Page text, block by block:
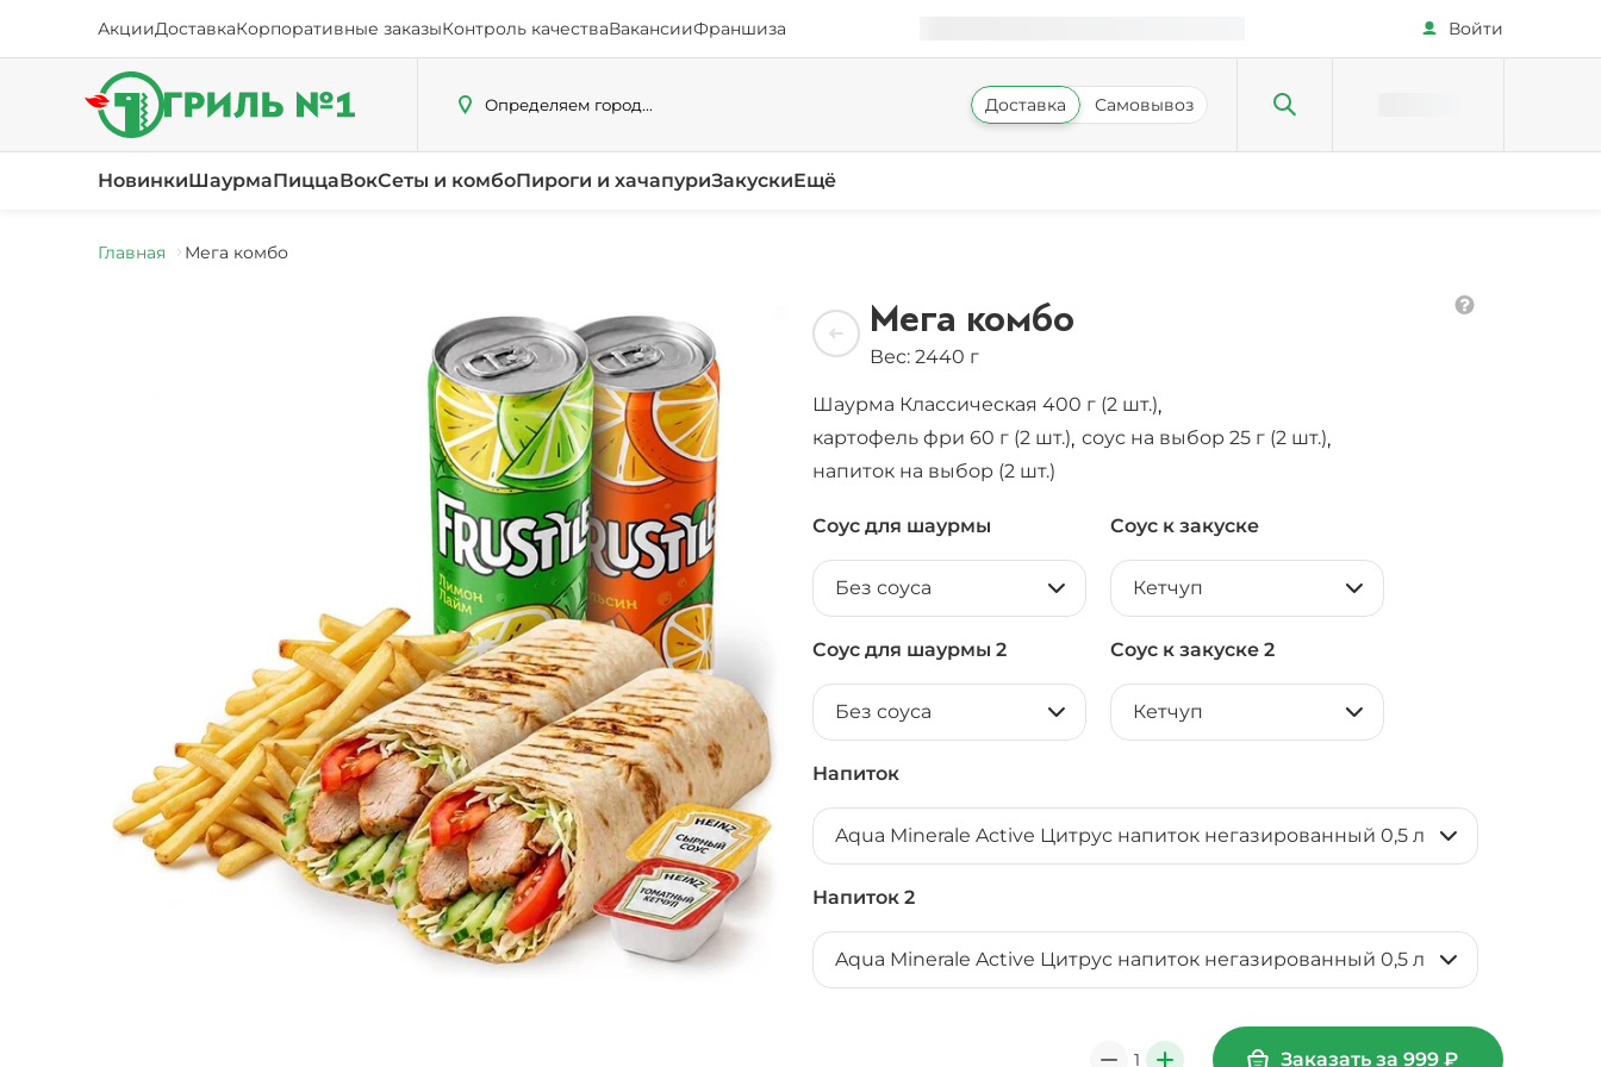
АкцииДоставкаКорпоративные заказыКонтроль качестваВакансииФраншиза Войти
Определяем город... Доставка Самовывоз
НовинкиШаурмаПиццаВокСеты и комбоПироги и хачапуриЗакускиЕщё
Главная Мега комбо
Мега комбо
Вес: 2440 г
Шаурма Классическая 400 г (2 шт.),
картофель фри 60 г (2 шт.), соус на выбор 25 г (2 шт.),
напиток на выбор (2 шт.)
Соус для шаурмы
Без соуса
Соус к закуске
Кетчуп
Соус для шаурмы 2
Без соуса
Соус к закуске 2
Кетчуп
Напиток
Aqua Minerale Active Цитрус напиток негазированный 0,5 л
Напиток 2
Aqua Minerale Active Цитрус напиток негазированный 0,5 л
1 Заказать за 999 ₽